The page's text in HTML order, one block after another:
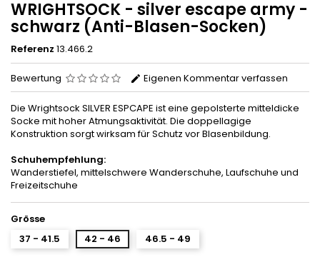
WRIGHTSOCK - silver escape army -
schwarz (Anti-Blasen-Socken)
Referenz 13.466.2
Bewertung Eigenen Kommentar verfassen
Die Wrightsock SILVER ESPCAPE ist eine gepolsterte mitteldicke
Socke mit hoher Atmungsaktivität. Die doppellagige
Konstruktion sorgt wirksam für Schutz vor Blasenbildung.
Schuhempfehlung:
Wanderstiefel, mittelschwere Wanderschuhe, Laufschuhe und
Freizeitschuhe
Grösse
37 - 41.5
42 - 46 46.5 - 49